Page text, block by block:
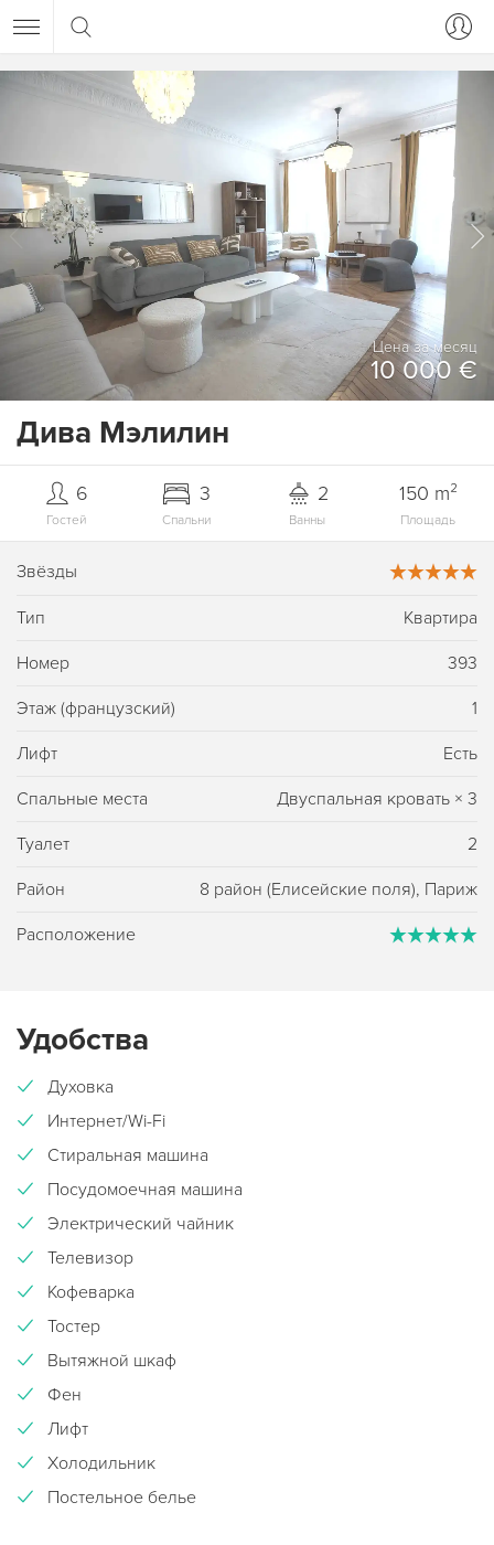
Цена за месяц
10 000 €
Дива Мэлилин
Гостей
6
Спальни
3
Ванны
2
Площадь
150 m²
Звёзды
Тип Квартира
Номер 393
Этаж (французский) 1
Лифт Есть
Спальные места Двуспальная кровать × 3
Туалет 2
Район 8 район (Елисейские поля), Париж
Расположение
Удобства
Духовка
Интернет/Wi-Fi
Стиральная машина
Посудомоечная машина
Электрический чайник
Телевизор
Кофеварка
Тостер
Вытяжной шкаф
Фен
Лифт
Холодильник
Постельное белье